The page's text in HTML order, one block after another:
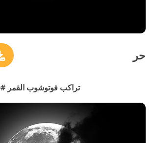
حر
تراكب فوتوشوب القمر #9 "Warm Glow"